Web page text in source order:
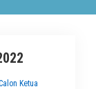
Ketua